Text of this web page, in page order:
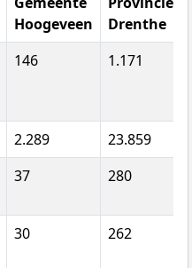
Hoogeveen
Drenthe
146 1.171
2.289 23.859
37 280
30 262